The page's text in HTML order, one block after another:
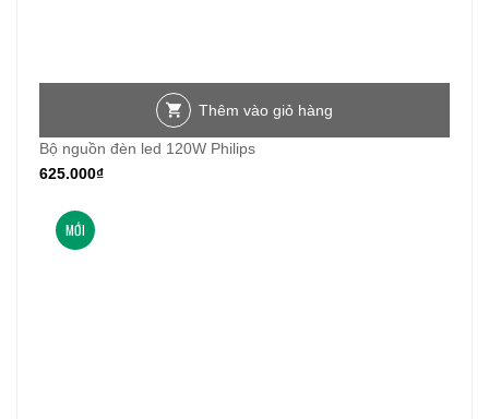
Thêm vào giỏ hàng
Bộ nguồn đèn led 120W Philips
625.000₫
MỚI